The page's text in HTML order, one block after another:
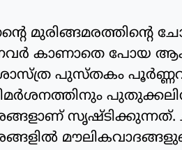
മുരിങ്ങമരത്തിന്റെ
കാണാതെ പോയ
പുസ്തകം
സൃഷ്ടിക്കുന്നത്.